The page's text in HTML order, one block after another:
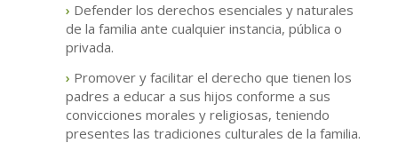
› Defender los derechos esenciales y naturales
de la familia ante cualquier instancia, pública o
privada.
› Promover y facilitar el derecho que tienen los
padres a educar a sus hijos conforme a sus
convicciones morales y religiosas, teniendo
presentes las tradiciones culturales de la familia.